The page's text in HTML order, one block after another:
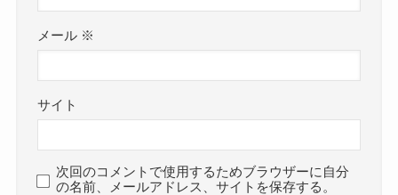
メール ※
サイト
次回のコメントで使用するためブラウザーに自分
の名前、メールアドレス、サイトを保存する。